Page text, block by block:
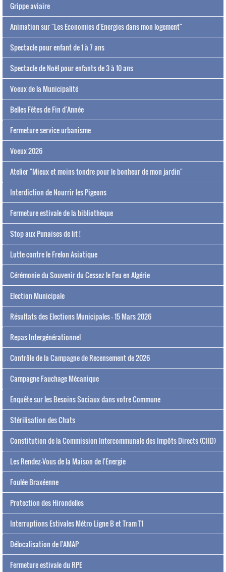
Grippe aviaire
Animation sur "Les Economies d'Energies dans mon logement"
Spectacle pour enfant de 1 à 7 ans
Spectacle de Noël pour enfants de 3 à 10 ans
Voeux de la Municipalité
Belles Fêtes de Fin d'Année
Fermeture service urbanisme
Voeux 2026
Atelier "Mieux et moins tondre pour le bonheur de mon jardin"
Interdiction de Nourrir les Pigeons
Fermeture estivale de la bibliothèque
Stop aux Punaises de lit !
Lutte contre le Frelon Asiatique
Cérémonie du Souvenir du Cessez le Feu en Algérie
Election Municipale
Résultats des Elections Municipales - 15 Mars 2026
Repas Intergénérationnel
Contrôle de la Campagne de Recensement de 2026
Campagne Fauchage Mécanique
Enquête sur les Besoins Sociaux dans votre Commune
Stérilisation des Chats
Constitution de la Commission Intercommunale des Impôts Directs (CIID)
Les Rendez-Vous de la Maison de l'Energie
Foulée Braxéenne
Protection des Hirondelles
Interruptions Estivales Métro Ligne B et Tram T1
Délocalisation de l'AMAP
Fermeture estivale du RPE